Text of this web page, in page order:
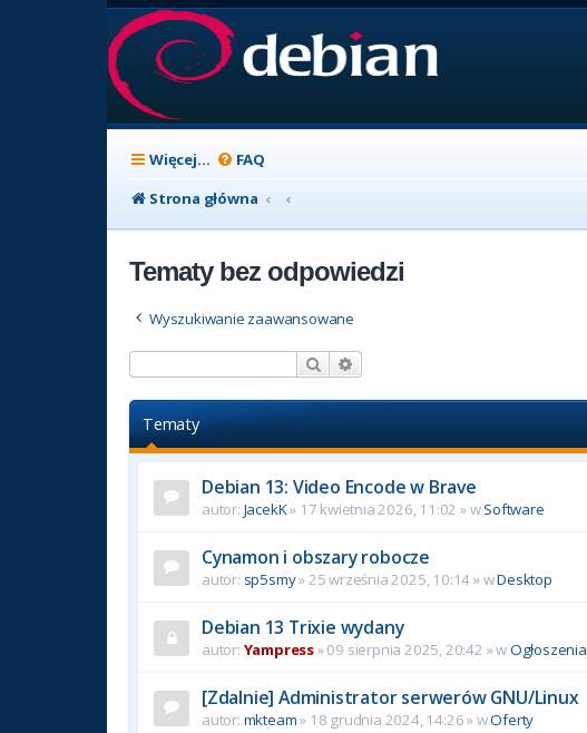
Więcej… FAQ
Strona główna
Tematy bez odpowiedzi
Wyszukiwanie zaawansowane
Szukaj
Tematy
Debian 13: Video Encode w Brave
autor: JacekK» 17 kwietnia 2026, 11:02 » wSoftware
Cynamon i obszary robocze
autor: sp5smy»25 września 2025, 10:14» wDesktop
Debian 13 Trixie wydany
autor: Yampress»09 sierpnia 2025, 20:42 » wOgłoszenia
[Zdalnie] Administrator serwerów GNU/Linux
autor: mkteam» 18 grudnia 2024, 14:26» wOferty